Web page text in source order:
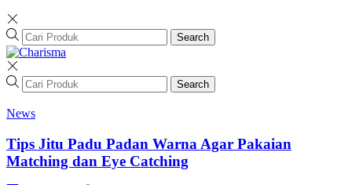
Search
Search
News
Tips Jitu Padu Padan Warna Agar Pakaian
Matching dan Eye Catching